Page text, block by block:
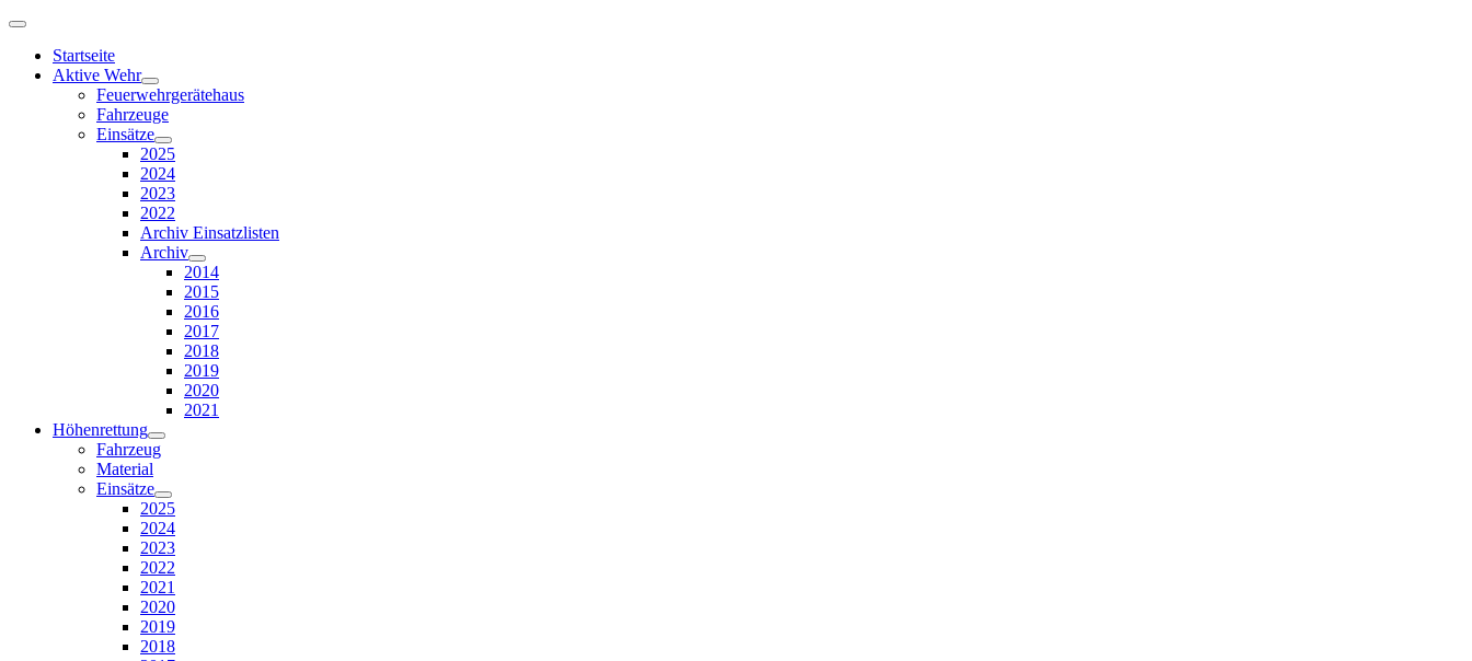
Startseite
Aktive Wehr
Feuerwehrgerätehaus
Fahrzeuge
Einsätze
2025
2024
2023
2022
Archiv Einsatzlisten
Archiv
2014
2015
2016
2017
2018
2019
2020
2021
Höhenrettung
Fahrzeug
Material
Einsätze
2025
2024
2023
2022
2021
2020
2019
2018